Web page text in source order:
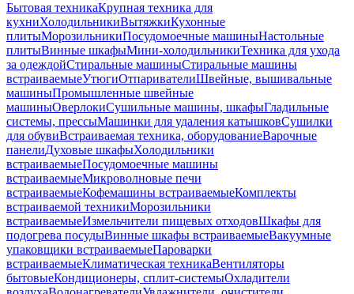
Бытовая техникаКрупная техника для
кухниХолодильникиВытяжкиКухонные
плитыМорозильникиПосудомоечные машиныНастольные
плитыВинные шкафыМини-холодильникиТехника для ухода
за одеждойСтиральные машиныСтиральные машины
встраиваемыеУтюгиОтпаривателиШвейные, вышивальные
машиныПромышленные швейные
машиныОверлокиСушильные машины, шкафыГладильные
системы, прессыМашинки для удаления катышковСушилки
для обувиВстраиваемая техника, оборудованиеВарочные
панелиДуховые шкафыХолодильники
встраиваемыеПосудомоечные машины
встраиваемыеМикроволновые печи
встраиваемыеКофемашины встраиваемыеКомплекты
встраиваемой техникиМорозильники
встраиваемыеИзмельчители пищевых отходовШкафы для
подогрева посудыВинные шкафы встраиваемыеВакуумные
упаковщики встраиваемыеПароварки
встраиваемыеКлиматическая техникаВентиляторы
бытовыеКондиционеры, сплит-системыОхладители